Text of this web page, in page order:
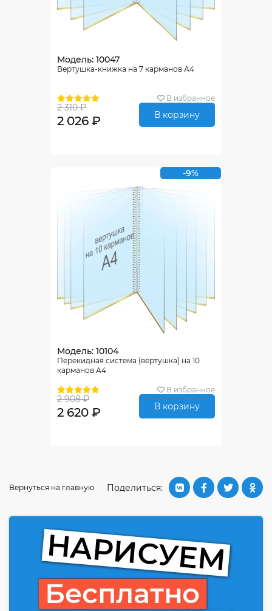
Модель: 10047
Вертушка-книжка на 7 карманов А4
В избранное
2 310 ₽
2 026 ₽ В корзину
-9%
Модель: 10104
Перекидная система (вертушка) на 10
карманов А4
В избранное
2 908 ₽
2 620 ₽ В корзину
Поделиться:
Вернуться на главную